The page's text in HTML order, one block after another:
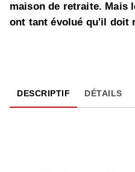
maison de retraite. Mais
ont tant évolué qu'il doit
DESCRIPTIF DÉTAILS